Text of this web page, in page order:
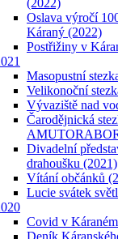
(2022)
Oslava výročí
Káraný (2022)
Postřižiny v
Masopustní
Velikonoční
Vývaziště nad
Čarodějnická
Divadelní
drahoušku (2021)
Vítání občánků
Lucie svátek
Covid v
Deník